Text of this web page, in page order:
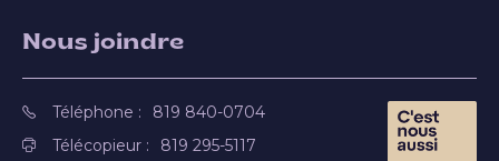
Nous joindre
Téléphone :
819 840-0704
Télécopieur :
819 295-5117